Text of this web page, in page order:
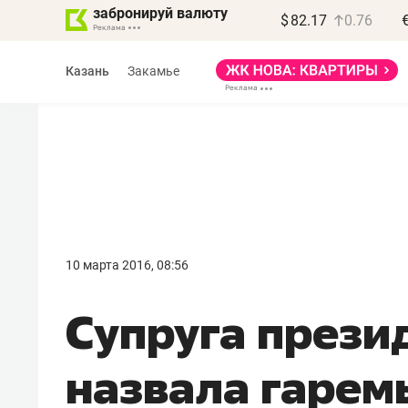
забронируй валюту $ 82.17 0.76
Казань Закамье
10 марта 2016, 08:56
Супруга
назвала